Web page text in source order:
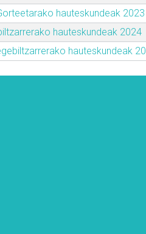
hauteskundeak 2023
hauteskundeak 2024
hauteskundeak